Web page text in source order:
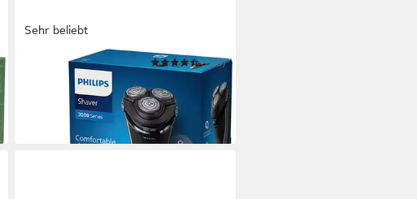
Sehr beliebt
Elektrorasierer Shaver Series 3000
S3143/00
(208)
ab 69,99 €
in 3-5 Werktagen bei dir